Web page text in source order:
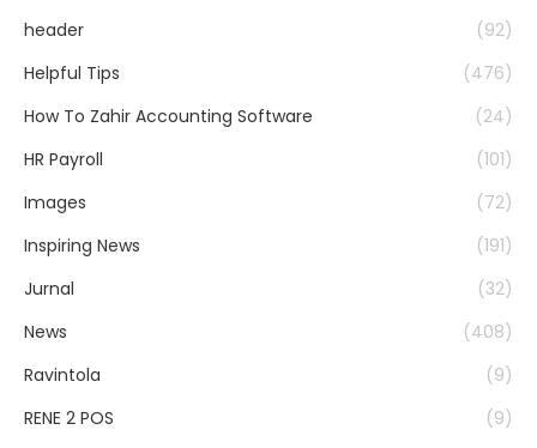
header
(92)
Helpful Tips
(476)
How To Zahir Accounting Software
(24)
HR Payroll
(101)
Images
(72)
Inspiring News
(191)
Jurnal
(32)
News
(408)
Ravintola
(9)
RENE 2 POS
(9)